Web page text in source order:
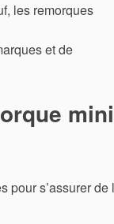
les remorques
et de
mini
pour s’assurer de